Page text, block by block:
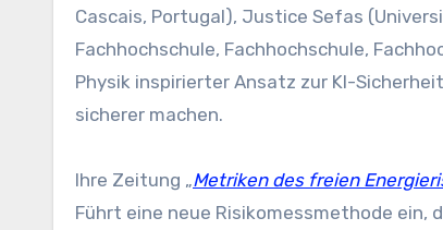
Cascais, Portugal), Justice Sefas
Fachhochschule, Fachhochschule,
Physik inspirierter Ansatz zur KI-
sicherer machen.
Ihre Zeitung „Metriken des freien
Führt eine neue Risikomessmethode ein,